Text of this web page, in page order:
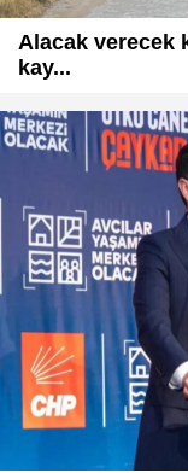
Alacak verecek
kay...